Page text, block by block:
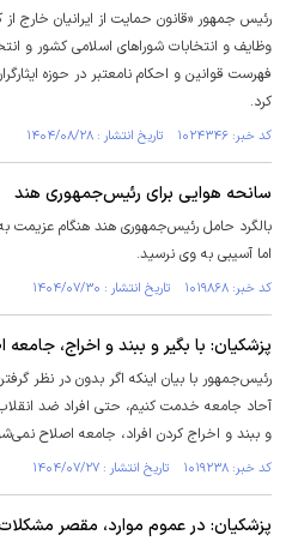
وظایف و انتخابات شورا‌های اسلامی کشور و
فهرست قوانین و احکام نامعتبر در حوزه
کرد.
کد خبر: ۱۰۲۴۳۴۶ تاریخ انتشار : ۱۴۰۴/۰۸/۲۸
سانحه هوایی برای رئیس‌جمهوری هند
بالگرد حامل رئیس‌جمهوری هند هنگام عزیمت
اما آسیبی به وی نرسید.
کد خبر: ۱۰۱۹۸۶۸ تاریخ انتشار : ۱۴۰۴/۰۷/۳۰
پزشکیان: با بگیر و ببند و اخراج،
رئیس‌جمهور با بیان اینکه اگر بدون در نظر
آحاد جامعه خدمت کنیم، حتی افراد ضد
و ببند و اخراج کردن افراد، جامعه اصلاح
کد خبر: ۱۰۱۹۲۳۸ تاریخ انتشار : ۱۴۰۴/۰۷/۲۷
پزشکیان: در عموم موارد، مقصر